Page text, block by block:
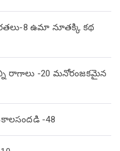
8 ఉమా నూతక్కి కథ
రాగాలు -20 మనోరంజకమైన
-48